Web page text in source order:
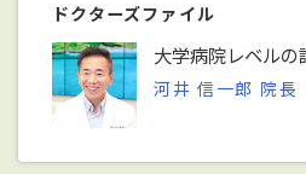
ドクターズファイル
大学病院レベル
河井 信一郎 院長